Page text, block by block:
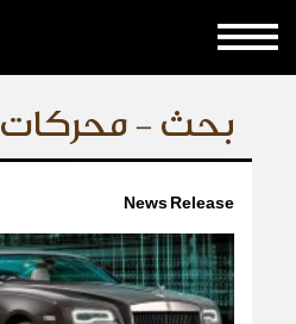
بحث - محركات
News Release